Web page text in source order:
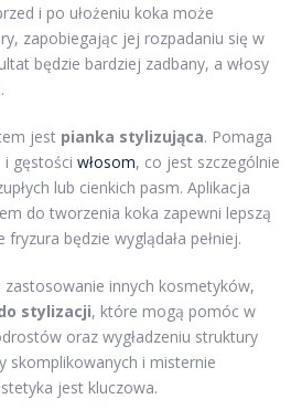
i po ułożeniu koka może
zapobiegając jej rozpadaniu się w
będzie bardziej zadbany, a włosy
jest pianka stylizująca. Pomaga
gęstości włosom, co jest szczególnie
lub cienkich pasm. Aplikacja
do tworzenia koka zapewni lepszą
będzie wyglądała pełniej.
innych kosmetyków,
stylizacji, które mogą pomóc w
oraz wygładzeniu struktury
skomplikowanych i misternie
jest kluczowa.